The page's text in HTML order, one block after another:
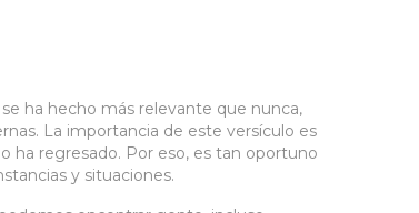
ha hecho más relevante que nunca,
La importancia de este versículo es
ha regresado. Por eso, es tan oportuno
y situaciones.